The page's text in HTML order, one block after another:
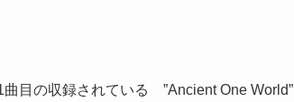
目の収録されている ”Ancient One World”